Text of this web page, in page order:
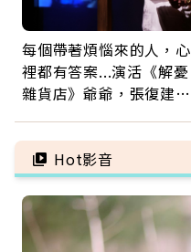
每個帶著煩惱來的人，心
裡都有答案...演活《解憂
雜貨店》爺爺，張復建：
善待自己
Hot影音